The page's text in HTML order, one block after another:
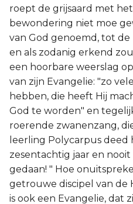
roept de grijsaard met
bewondering niet moe
van God genoemd, tot
en als zodanig erkend
een hoorbare weerslag
van zijn Evangelie: "zo
hebben, die heeft Hij
God te worden" en
roerende zwanenzang,
leerling Polycarpus deed
zesentachtig jaar en
gedaan! " Hoe
getrouwe discipel van de
is ook een Evangelie, dat